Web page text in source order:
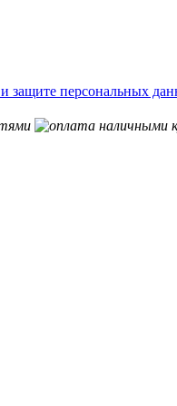
защите персональных